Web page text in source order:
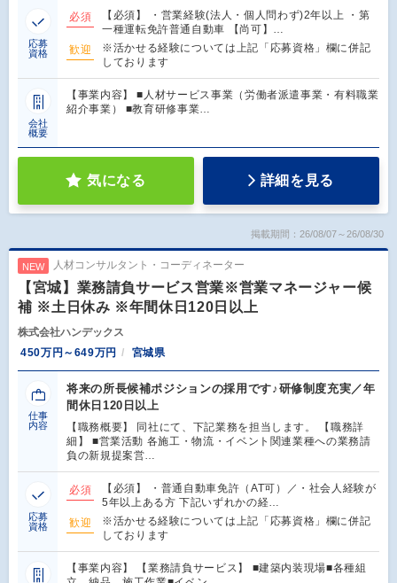
応募
資格
必須
【必須】 ・営業経験(法人・個人問わず)2年以上 ・第
一種運転免許普通自動車 【尚可】…
歓迎
※活かせる経験については上記「応募資格」欄に併記
しております
会社
概要
【事業内容】 ■人材サービス事業（労働者派遣事業・有料職業
紹介事業） ■教育研修事業…
気になる 詳細を見る
掲載期間：26/08/07～26/08/30
NEW 人材コンサルタント・コーディネーター
【宮城】業務請負サービス営業※営業マネージャー候
補 ※土日休み ※年間休日120日以上
株式会社ハンデックス
450万円～649万円
宮城県
仕事
内容
将来の所長候補ポジションの採用です♪研修制度充実／年
間休日120日以上
【職務概要】 同社にて、下記業務を担当します。 【職務詳
細】 ■営業活動 各施工・物流・イベント関連業種への業務請
負の新規提案営…
応募
資格
必須
【必須】 ・普通自動車免許（AT可）／・社会人経験が
5年以上ある方 下記いずれかの経…
歓迎
※活かせる経験については上記「応募資格」欄に併記
しております
【事業内容】 【業務請負サービス】 ■建築内装現場■各種組